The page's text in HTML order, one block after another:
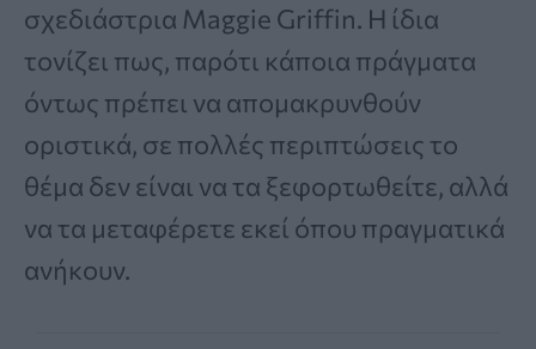
σχεδιάστρια Maggie Griffin. Η ίδια
τονίζει πως, παρότι κάποια πράγματα
όντως πρέπει να απομακρυνθούν
οριστικά, σε πολλές περιπτώσεις το
θέμα δεν είναι να τα ξεφορτωθείτε, αλλά
να τα μεταφέρετε εκεί όπου πραγματικά
ανήκουν.